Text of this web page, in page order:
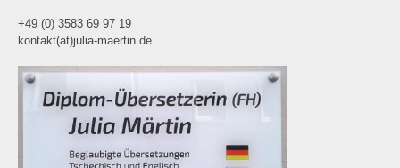
+49 (0) 3583 69 97 19
kontakt(at)julia-maertin.de